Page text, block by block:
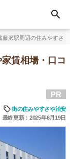
藤沢駅周辺の住みやすさ
賃相場・口コ
PR
街の住みやすさや治安
最終更新：2025年6月19日